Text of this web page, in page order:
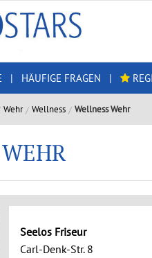
| HÄUFIGE FRAGEN |
Wehr Wellness Wellness Wehr
Seelos Friseur
Carl-Denk-Str. 8